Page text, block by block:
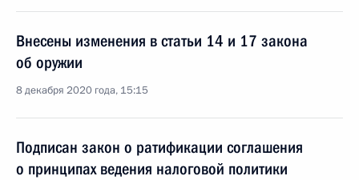
Внесены изменения в статьи 14 и 17 закона
об оружии
8 декабря 2020 года, 15:15
Подписан закон о ратификации соглашения
о принципах ведения налоговой политики